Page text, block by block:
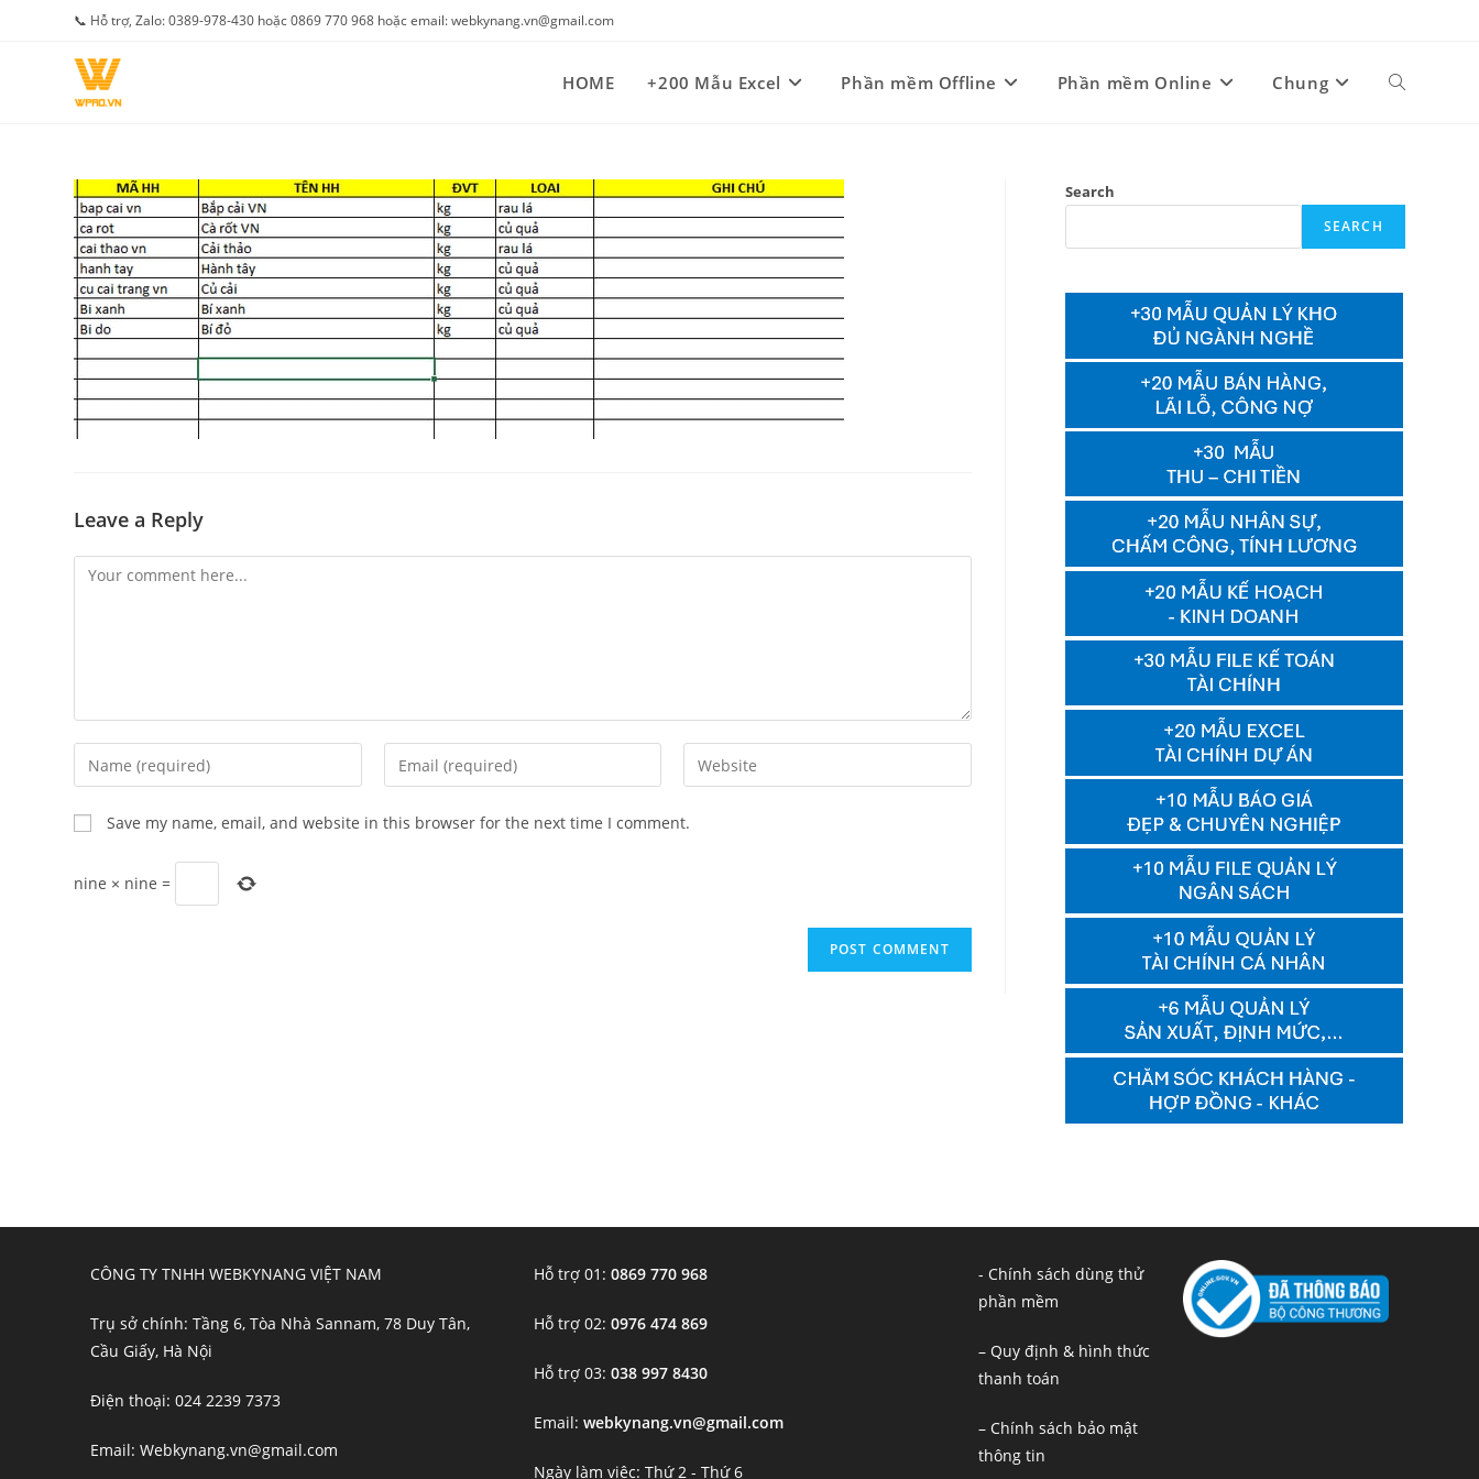
📞 Hỗ trợ, Zalo: 0389-978-430 hoặc 0869 770 968 hoặc email: webkynang.vn@gmail.com
HOME +200 Mẫu Excel Phần mềm Offline Phần mềm Online Chung Toggle
search
Leave a Reply
Comment
Enter
your
name
or
to
Enter
your
Enter
your
Save my name, email, and website in this browser for the next time I comment.
nine × nine =
Search
SEARCH
CÔNG TY TNHH WEBKYNANG VIỆT NAM
Trụ sở chính: Tầng 6, Tòa Nhà Sannam, 78 Duy Tân,
Cầu Giấy, Hà Nội
Điện thoại: 024 2239 7373
Email: Webkynang.vn@gmail.com
Hỗ trợ 01:0869 770 968
Hỗ trợ 02:0976 474 869
Hỗ trợ 03:038 997 8430
Email:webkynang.vn@gmail.com
Ngày làm việc: Thứ 2 - Thứ 6
- Chính sách dùng thử
phần mềm
– Quy định & hình thức
thanh toán
– Chính sách bảo mật
thông tin